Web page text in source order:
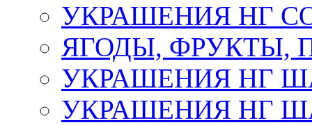
УКРАШЕНИЯ НГ
ЯГОДЫ, ФРУКТЫ,
УКРАШЕНИЯ НГ
УКРАШЕНИЯ НГ